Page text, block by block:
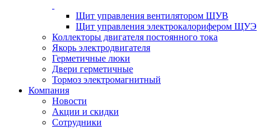
Щит управления вентилятором ЩУВ
Щит управления электрокалорифером ЩУЭ
Коллекторы двигателя постоянного тока
Якорь электродвигателя
Герметичные люки
Двери герметичные
Тормоз электромагнитный
Компания
Новости
Акции и скидки
Сотрудники